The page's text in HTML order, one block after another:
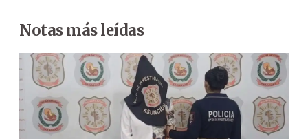
Notas más leídas